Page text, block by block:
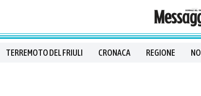
TERREMOTO DEL FRIULI CRONACA REGIONE